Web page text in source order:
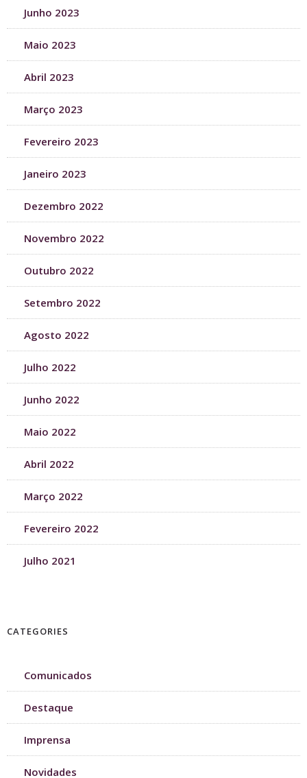
Junho 2023
Maio 2023
Abril 2023
Março 2023
Fevereiro 2023
Janeiro 2023
Dezembro 2022
Novembro 2022
Outubro 2022
Setembro 2022
Agosto 2022
Julho 2022
Junho 2022
Maio 2022
Abril 2022
Março 2022
Fevereiro 2022
Julho 2021
CATEGORIES
Comunicados
Destaque
Imprensa
Novidades